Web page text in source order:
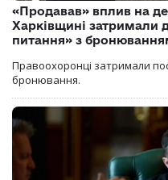
«Продавав» вплив на
Харківщині затримали
питання» з
Правоохоронці затримали
бронювання.